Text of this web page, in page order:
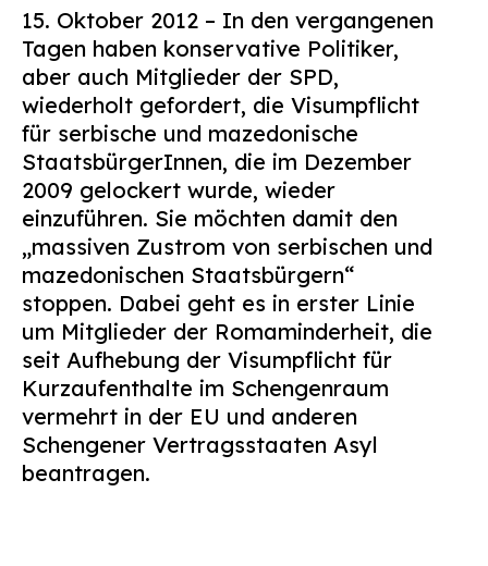
Infos & Broschüren
Archiv
Kontakt
Suchen
nach:
15. Oktober 2012 – In den vergangenen
Tagen haben konservative Politiker,
aber auch Mitglieder der SPD,
wiederholt gefordert, die Visumpflicht
für serbische und mazedonische
StaatsbürgerInnen, die im Dezember
2009 gelockert wurde, wieder
einzuführen. Sie möchten damit den
„massiven Zustrom von serbischen und
mazedonischen Staatsbürgern“
stoppen. Dabei geht es in erster Linie
um Mitglieder der Romaminderheit, die
seit Aufhebung der Visumpflicht für
Kurzaufenthalte im Schengenraum
vermehrt in der EU und anderen
Schengener Vertragsstaaten Asyl
beantragen.